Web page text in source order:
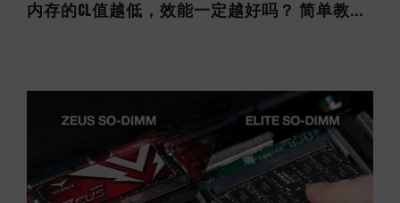
内存的CL值越低，效能一定越好吗？ 简单教...